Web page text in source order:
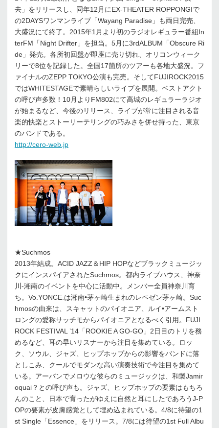
去」をリリースし、同年12月にEX-THEATER ROPPONGIで
の2DAYSワンマンライブ「Wayang Paradise」も両日完売、
大盛況にて終了。2015年1月より初のラジオレギュラー番組In
terFM「Night Drifter」を担当。5月に3rdALBUM「Obscure Ri
de」発売。各所初回盤が即座に売り切れ、オリコンウィーク
リーで8位を記録した。全国17箇所のツアーも各地大盛況。フ
ァイナルのZEPP TOKYO公演も完売。そしてFUJIROCK2015
ではWHITESTAGEで素晴らしいライブを展開。ベストアクト
の呼び声多数！10月よりFM802にて高城のレギュラーラジオ
が始まるなど、今後のリリース、ライブが常に注目される音
楽的快楽とストーリーテリングの巧みさを併せ持った、東京
のバンドである。
http://cero-web.jp
★Suchmos
2013年結成。ACID JAZZ＆HIP HOPなどブラックミュージッ
クにインスパイアされたSuchmos。都内ライブハウス、神奈
川-湘南のイベントを中心に活動中。メンバー全員神奈川育
ち。Vo.YONCE.は湘南•茅ヶ崎生まれのレペゼン茅ヶ崎。Suc
hmosの由来は、スキャットのパイオニア、ルイ•アームスト
ロングの愛称サッチモからパイオニアとなるべく引用。FUJI
ROCK FESTIVAL ’14「ROOKIE A GO-GO」2日目のトリを務
めるなど、耳の早いリスナーから注目を集めている。ロッ
ク、ソウル、ジャズ、ヒップホップからの影響をバンドに落
としこみ、クールでモダンな高い演奏技術で今注目を集めて
いる。アーバンでメロウな彼らのミュージックは、和製Jamir
oquai？との呼び声も。ジャズ、ヒップホップの要素はもちろ
んのこと、日本で育ったがゆえに自然と耳にしたであろうJ-P
OPの要素が皮膚感覚として埋め込まれている。4/8に待望の1
st Single「Essence」をリリース。7/8には待望の1st Full Albu